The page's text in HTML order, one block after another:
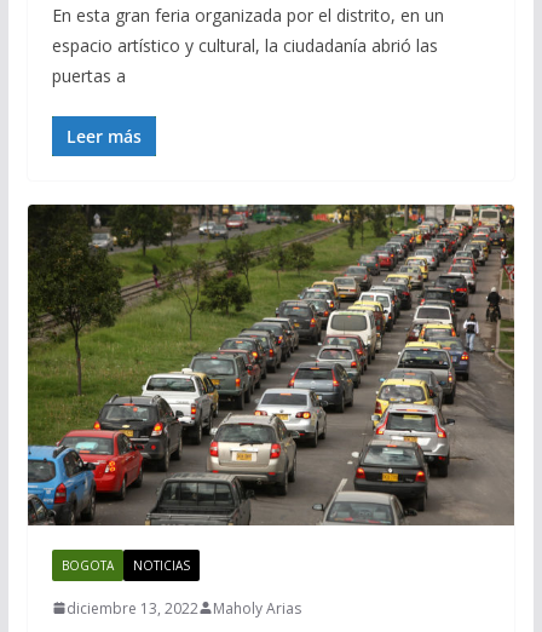
En esta gran feria organizada por el distrito, en un
espacio artístico y cultural, la ciudadanía abrió las
puertas a
Leer más
BOGOTA NOTICIAS
diciembre 13, 2022 Maholy Arias